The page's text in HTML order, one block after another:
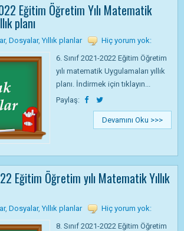
Eğitim Öğretim Yılı Matematik
planı
, Dosyalar,Yıllık planlar
Hiç yorum yok:
6. Sınıf 2021-2022 Eğitim Öğretim
yılı matematik Uygulamaları yıllık
planı. İndirmek için tıklayın...
Paylaş:
Devamını Oku >>>
Eğitim Öğretim yılı Matematik Yıllık
, Dosyalar,Yıllık planlar
Hiç yorum yok:
8. Sınıf 2021-2022 Eğitim Öğretim